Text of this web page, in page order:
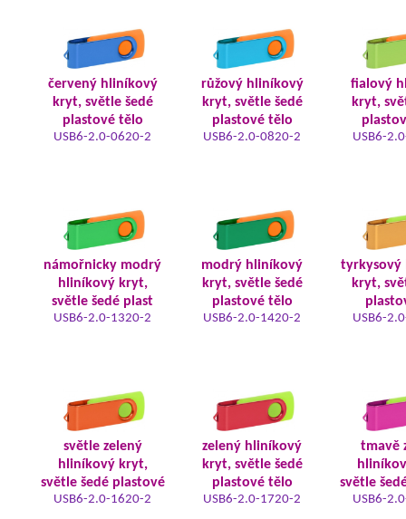
červený hliníkový
kryt, světle šedé
plastové tělo
USB6-2.0-0620-2
růžový hliníkový
kryt, světle šedé
plastové tělo
USB6-2.0-0820-2
fialový
kryt,
USB6-
námořnicky modrý
hliníkový kryt,
světle šedé plast
USB6-2.0-1320-2
modrý hliníkový
kryt, světle šedé
plastové tělo
USB6-2.0-1420-2
tyrkysový
kryt,
USB6-
světle zelený
hliníkový kryt,
světle šedé plastové
USB6-2.0-1620-2
zelený hliníkový
kryt, světle šedé
plastové tělo
USB6-2.0-1720-2
tmavě
světle
USB6-